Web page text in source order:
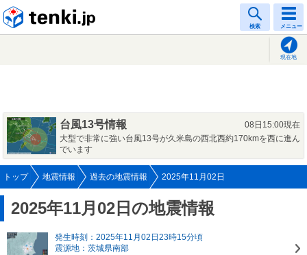
検索 メニュー
現在地
台風13号情報
08日15:00現在
大型で非常に強い台風13号が久米島の西北西約170kmを西に進ん
でいます
トップ 地震情報 過去の地震情報 2025年11月02日
2025年11月02日の地震情報
発生時刻：2025年11月02日23時15分頃
震源地：茨城県南部